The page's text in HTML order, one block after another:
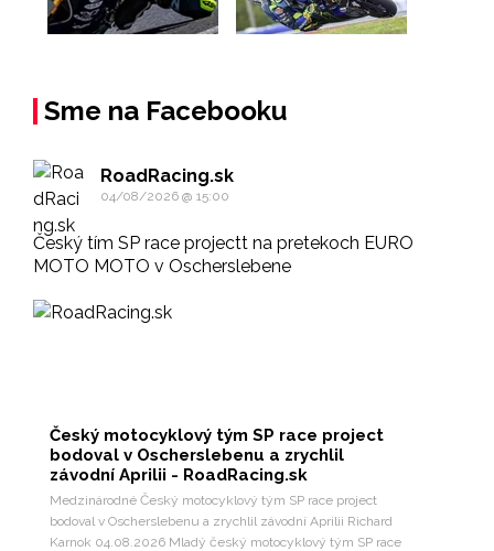
Sme na Facebooku
RoadRacing.sk
04/08/2026 @ 15:00
Český tím SP race projectt na pretekoch EURO
MOTO MOTO v Oscherslebene
Český motocyklový tým SP race project
bodoval v Oscherslebenu a zrychlil
závodní Aprilii - RoadRacing.sk
Medzinárodné Český motocyklový tým SP race project
bodoval v Oscherslebenu a zrychlil závodní Aprilii Richard
Karnok 04.08.2026 Mladý český motocyklový tým SP race